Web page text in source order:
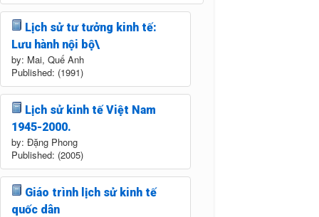
Lịch sử tư tưởng kinh tế:
Lưu hành nội bộ\
by: Mai, Quế Anh
Published: (1991)
Lịch sử kinh tế Việt Nam
1945-2000.
by: Đặng Phong
Published: (2005)
Giáo trình lịch sử kinh tế
quốc dân